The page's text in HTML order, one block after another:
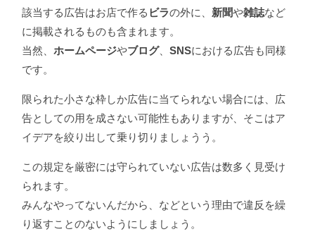
該当する広告はお店で作る ビラの外に、 新聞や雑誌など
に掲載されるものも含まれます。
当然、 ホームページやブログ、 SNSにおける広告も同様
です。
限られた小さな枠しか広告に当てられない場合には、広
告としての用を成さない可能性もありますが、そこはア
イデアを絞り出して乗り切りましょうう。
この規定を厳密には守られていない広告は数多く見受け
られます。
みんなやってないんだから、などという理由で違反を繰
り返すことのないようにしましょう。